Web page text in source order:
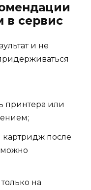
в сервис
и не
принтера или
картридж после
можно
на